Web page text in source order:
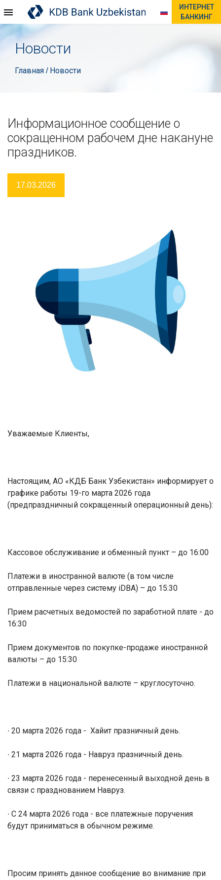
ИНТЕРНЕТ
БАНКИНГ
Новости
Главная / Новости
Информационное сообщение о
сокращенном рабочем дне накануне
праздников.
17.03.2026
Уважаемые Клиенты,
Настоящим, АО «КДБ Банк Узбекистан» информирует о
графике работы 19-го марта 2026 года
(предпраздничный сокращенный операционный день):
Кассовое обслуживание и обменный пункт – до 16:00
Платежи в иностранной валюте (в том числе
отправленные через систему iDBA) – до 15:30
Прием расчетных ведомостей по заработной плате - до
16:30
Прием документов по покупке-продаже иностранной
валюты – до 15:30
Платежи в национальной валюте – круглосуточно.
∙ 20 марта 2026 года - Хайит празничный день.
∙ 21 марта 2026 года - Навруз празничный день.
∙ 23 марта 2026 года - перенесенный выходной день в
связи с празднованием Навруз.
∙ С 24 марта 2026 года - все платежные поручения
будут приниматься в обычном режиме.
Просим принять данное сообщение во внимание при